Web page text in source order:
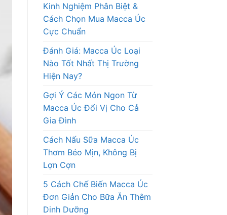
Kinh Nghiệm Phân Biệt &
Cách Chọn Mua Macca Úc
Cực Chuẩn
Đánh Giá: Macca Úc Loại
Nào Tốt Nhất Thị Trường
Hiện Nay?
Gợi Ý Các Món Ngon Từ
Macca Úc Đổi Vị Cho Cả
Gia Đình
Cách Nấu Sữa Macca Úc
Thơm Béo Mịn, Không Bị
Lợn Cợn
5 Cách Chế Biến Macca Úc
Đơn Giản Cho Bữa Ăn Thêm
Dinh Dưỡng